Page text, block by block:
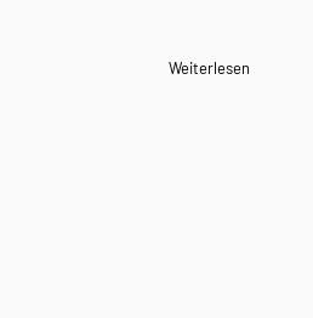
Weiterlesen